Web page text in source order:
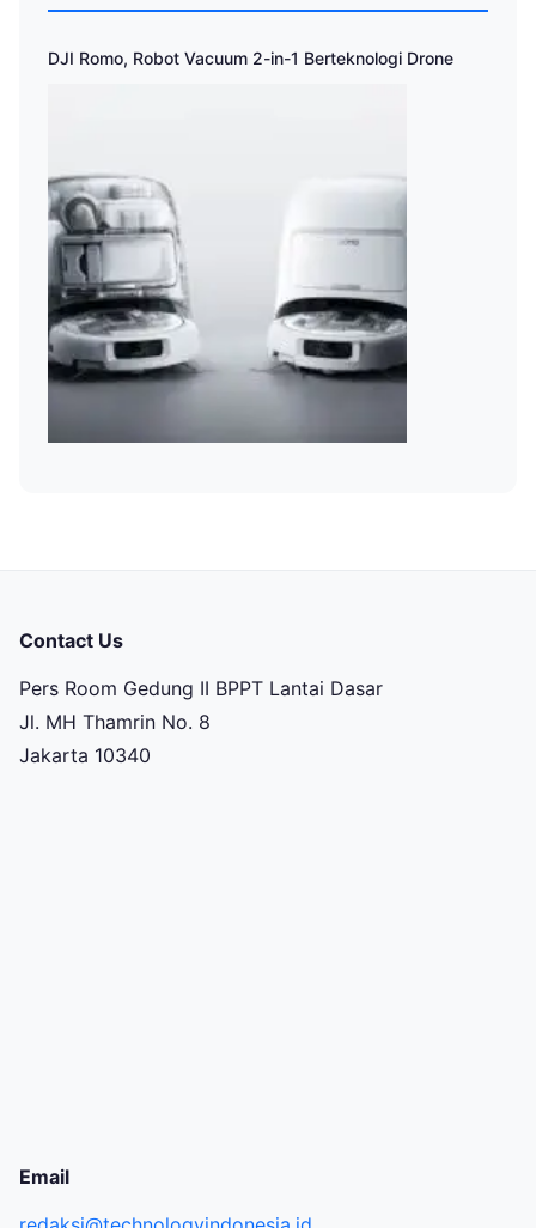
DJI Romo, Robot Vacuum 2-in-1 Berteknologi Drone
Contact Us
Pers Room Gedung II BPPT Lantai Dasar
Jl. MH Thamrin No. 8
Jakarta 10340
Email